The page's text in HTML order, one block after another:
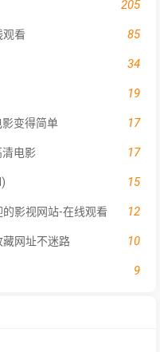
205
观看 85
34
19
变得简单 17
清电影 17
15
影视网站-在线观看 12
网址不迷路 10
9